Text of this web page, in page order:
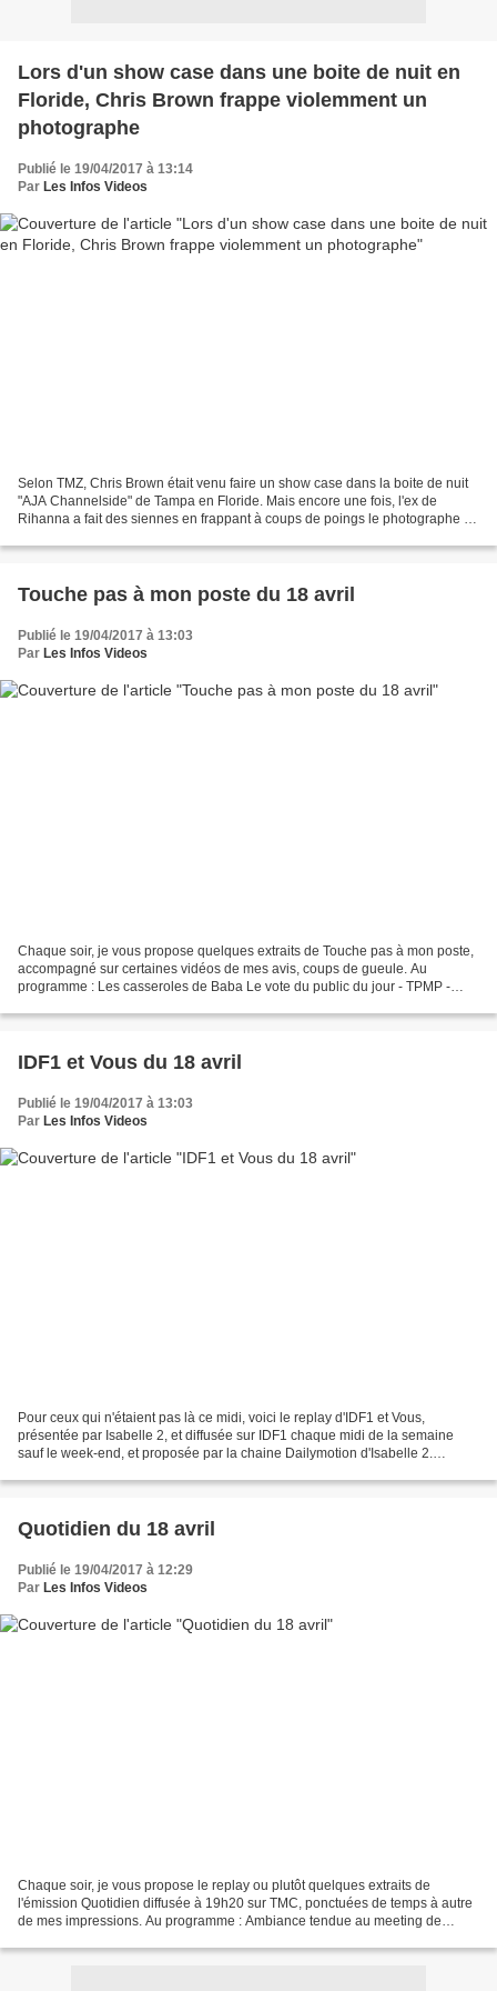
Lors d'un show case dans une boite de nuit en
Floride, Chris Brown frappe violemment un
photographe
Publié le 19/04/2017 à 13:14
Par Les Infos Videos
Selon TMZ, Chris Brown était venu faire un show case dans la boite de nuit
"AJA Channelside" de Tampa en Floride. Mais encore une fois, l'ex de
Rihanna a fait des siennes en frappant à coups de poings le photographe de
Touche pas à mon poste du 18 avril
Publié le 19/04/2017 à 13:03
Par Les Infos Videos
Chaque soir, je vous propose quelques extraits de Touche pas à mon poste,
accompagné sur certaines vidéos de mes avis, coups de gueule. Au
programme : Les casseroles de Baba Le vote du public du jour - TPMP -
IDF1 et Vous du 18 avril
Publié le 19/04/2017 à 13:03
Par Les Infos Videos
Pour ceux qui n'étaient pas là ce midi, voici le replay d'IDF1 et Vous,
présentée par Isabelle 2, et diffusée sur IDF1 chaque midi de la semaine
sauf le week-end, et proposée par la chaine Dailymotion d'Isabelle 2.
Quotidien du 18 avril
Publié le 19/04/2017 à 12:29
Par Les Infos Videos
Chaque soir, je vous propose le replay ou plutôt quelques extraits de
l'émission Quotidien diffusée à 19h20 sur TMC, ponctuées de temps à autre
de mes impressions. Au programme : Ambiance tendue au meeting de